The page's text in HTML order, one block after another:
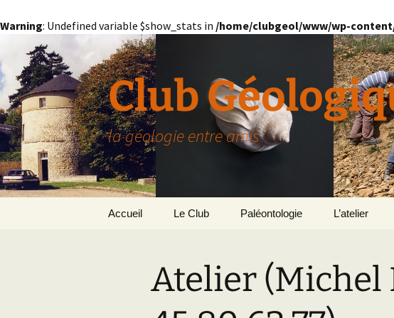
Warning: Undefined variable $show_stats in /home/clubgeol/www/wp-
au
contenu
Club
la géologie entre amis
Accueil Le Club
Paris
Grignon
Paléontologie
Le Bassin Parisien
GRIGNON – 78
L’atelier
Atelier (Michel